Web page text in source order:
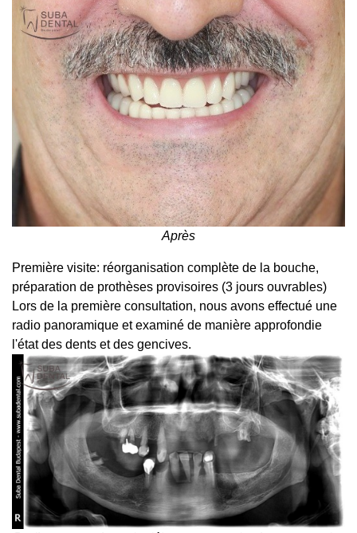
Après
Première visite: réorganisation complète de la bouche,
préparation de prothèses provisoires (3 jours ouvrables)
Lors de la première consultation, nous avons effectué une
radio panoramique et examiné de manière approfondie
l'état des dents et des gencives.